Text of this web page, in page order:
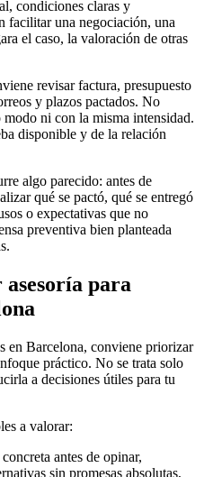
condiciones claras y
facilitar una negociación, una
el caso, la valoración de otras
revisar factura, presupuesto
y plazos pactados. No
ni con la misma intensidad.
disponible y de la relación
algo parecido: antes de
qué se pactó, qué se entregó
o expectativas que no
preventiva bien planteada
para
en Barcelona, conviene priorizar
práctico. No se trata solo
a decisiones útiles para tu
a valorar:
antes de opinar,
sin promesas absolutas,